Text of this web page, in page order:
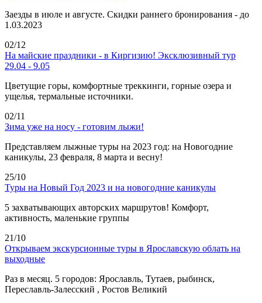
Заезды в июле и августе. Скидки раннего бронирования - до
1.03.2023
02/12
На майские праздники - в Киргизию! Эксклюзивный тур
29.04 - 9.05
Цветущие горы, комфортные треккинги, горные озера и
ущелья, термальные источники.
02/11
Зима уже на носу - готовим лыжи!
Представляем лыжные туры на 2023 год: на Новогодние
каникулы, 23 февраля, 8 марта и весну!
25/10
Туры на Новый Год 2023 и на новогодние каникулы
5 захватывающих авторских маршрутов! Комфорт,
активность, маленькие группы
21/10
Открываем экскурсионные туры в Ярославскую облать на
выходные
Раз в месяц. 5 городов: Ярославль, Тутаев, рыбинск,
Переславль-Залесский , Ростов Великий